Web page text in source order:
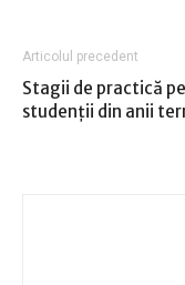
Articolul precedent
Stagii de practică
studenţii din anii